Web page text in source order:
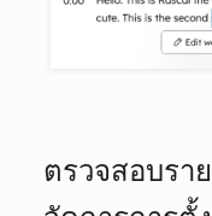
ตรวจสอบรา